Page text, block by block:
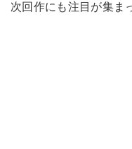
次回作にも注目が集ま